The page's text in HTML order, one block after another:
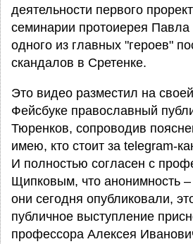
деятельности первого
семинарии протоиерея Павла
одного из главных "героев"
скандалов в Сретенке.
Это видео разместил на
Фейсбуке православный
Тюренков, сопроводив
имею, кто стоит за telegram-
И полностью согласен с
Щипковым, что анонимность –
они сегодня опубликовали,
публичное выступление
профессора Алексея